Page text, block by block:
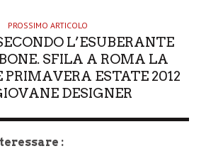
PROSSIMO ARTICOLO
L’ESUBERANTE
SFILA A ROMA LA
PRIMAVERA ESTATE 2012
DESIGNER
: